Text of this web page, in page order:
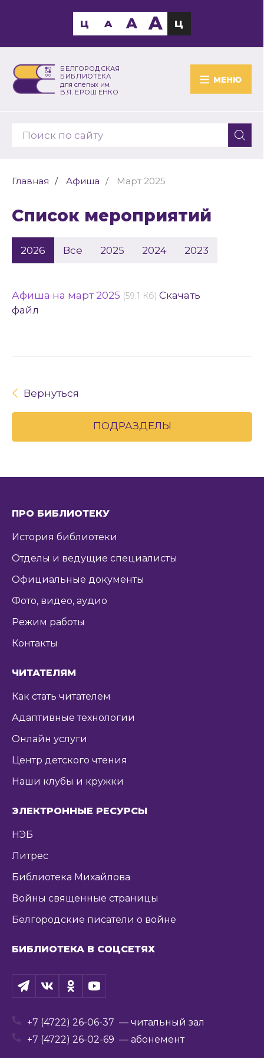
БЕЛГОРОДСКАЯ
БИБЛИОТЕКА
для слепых им.
В.Я. ЕРОШЕНКО
МЕНЮ
Ц A A A Ц
Главная Афиша Март 2025
Список мероприятий
Все
2026 2025 2024 2023
Афиша на март 2025 (59.1 Кб) Скачать
файл
Вернуться
ПОДРАЗДЕЛЫ
ПРО БИБЛИОТЕКУ
История библиотеки
Отделы и ведущие специалисты
Официальные документы
Фото, видео, аудио
Режим работы
Контакты
ЧИТАТЕЛЯМ
Как стать читателем
Адаптивные технологии
Онлайн услуги
Центр детского чтения
Наши клубы и кружки
ЭЛЕКТРОННЫЕ РЕСУРСЫ
НЭБ
Литрес
Библиотека Михайлова
Войны священные страницы
Белгородские писатели о войне
БИБЛИОТЕКА В СОЦСЕТЯХ
+7 (4722) 26-06-37 — читальный зал
+7 (4722) 26-02-69 — абонемент